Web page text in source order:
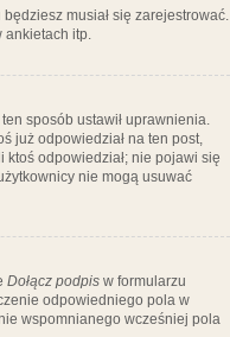
musiał się zarejestrować.
ankietach itp.
sposób ustawił uprawnienia.
już odpowiedział na ten post,
ktoś odpowiedział; nie pojawi się
nie mogą usuwać
Dołącz podpis w formularzu
odpowiedniego pola w
wspomnianego wcześniej pola